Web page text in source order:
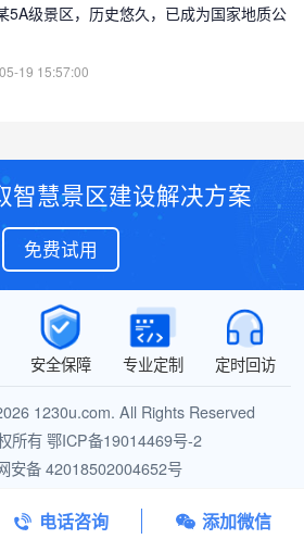
5A级景区，历史悠久，已成为国家地质公
19 15:57:00
智慧景区建设解决方案
免费试用
安全保障 专业定制 定时回访
1230u.com. All Rights Reserved
所有 鄂ICP备19014469号-2
安备 42018502004652号
电话咨询 添加微信